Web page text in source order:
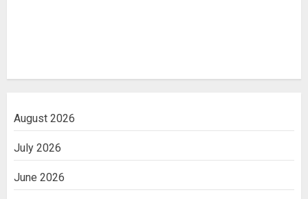
August 2026
July 2026
June 2026